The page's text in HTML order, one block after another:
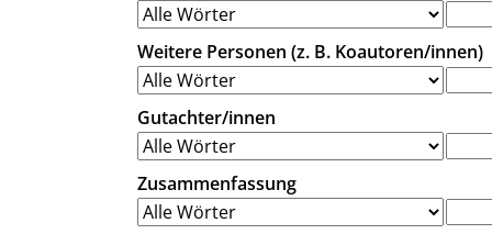
Weitere Personen (z. B. Koautoren/innen)
Gutachter/innen
Zusammenfassung